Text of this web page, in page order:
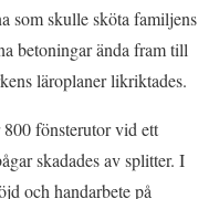
som skulle sköta familjens
betoningar ända fram till
läroplaner likriktades.
fönsterutor vid ett
skadades av splitter. I
och handarbete på